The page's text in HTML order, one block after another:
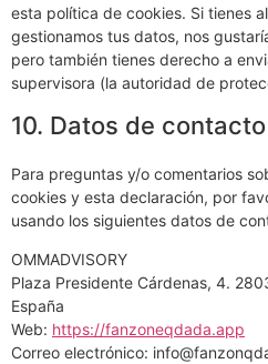
esta política de cookies. Si tienes
gestionamos tus datos, nos
pero también tienes derecho a
supervisora (la autoridad de
10. Datos de contacto
Para preguntas y/o comentarios
cookies y esta declaración, por
usando los siguientes datos de
OMMADVISORY
Plaza Presidente Cárdenas, 4.
España
Web: https://fanzoneqdada.app
Correo electrónico: info@